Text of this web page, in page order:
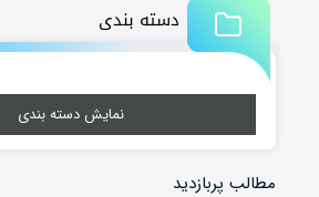
دسته بندی
نمایش دسته بندی
مطالب پربازدید